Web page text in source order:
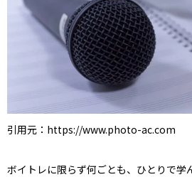
引用元：https://www.photo-ac.com
ボイトレに限らず何ごとも、ひとりで学